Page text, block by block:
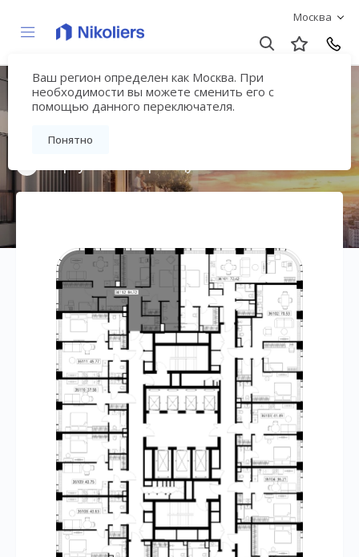
Москва
Ваш регион определен как Москва. При
необходимости вы можете сменить его с
помощью данного переключателя.
Понятно
Мультиквартал
«ВЕЕР»